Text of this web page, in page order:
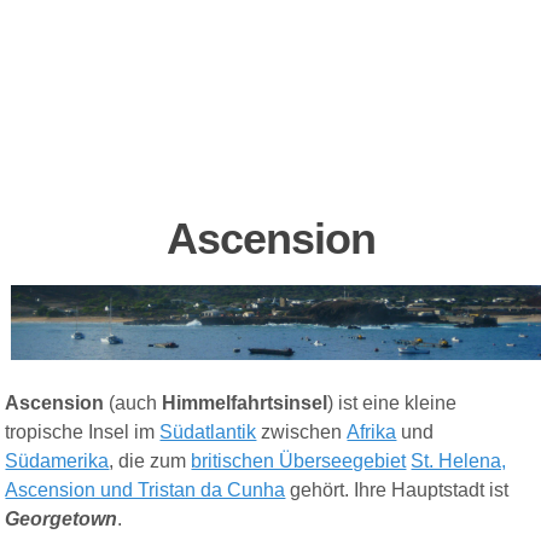
Ascension
Ascension (auch Himmelfahrtsinsel) ist eine kleine
tropische Insel im Südatlantik zwischenAfrika und
Südamerika, die zum britischen Überseegebiet St. Helena,
Ascension und Tristan da Cunha gehört. Ihre Hauptstadt ist
Georgetown.